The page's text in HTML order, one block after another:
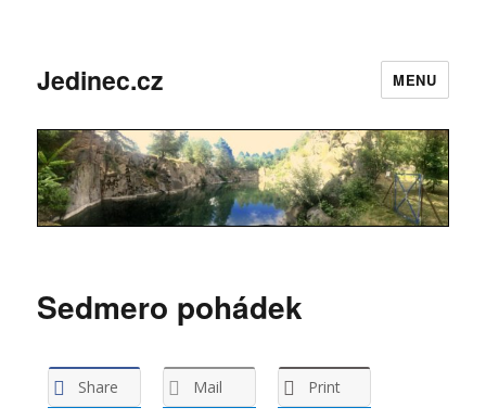
Jedinec.cz MENU
Sedmero pohádek
Share Mail Print